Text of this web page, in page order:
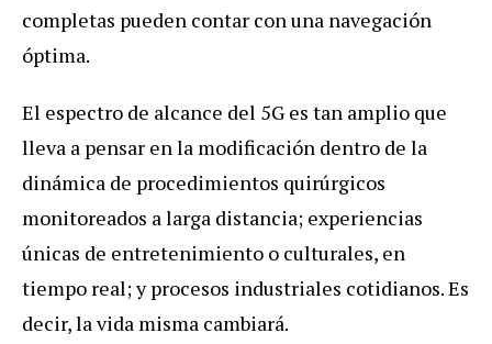
completas pueden contar con una navegación
óptima.
El espectro de alcance del 5G es tan amplio que
lleva a pensar en la modificación dentro de la
dinámica de procedimientos quirúrgicos
monitoreados a larga distancia; experiencias
únicas de entretenimiento o culturales, en
tiempo real; y procesos industriales cotidianos. Es
decir, la vida misma cambiará.